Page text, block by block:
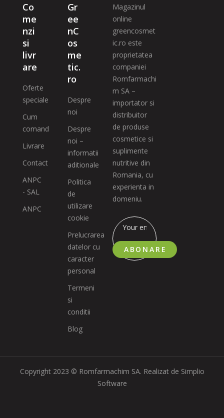
Co
me
nzi
si
livr
are
Oferte
speciale
Cum
comand
Livrare
Contact
ANPC
- SAL
ANPC
Gr
ee
nC
os
me
tic.
ro
Despre
noi
Despre
noi –
informatii
aditionale
Politica
de
utilizare
cookie
Prelucrarea
datelor cu
caracter
personal
Termeni
si
conditii
Blog
Magazinul
online
greencosmet
ic.ro este
proprietatea
companiei
Romfarmachi
m SA –
importator si
distribuitor
de produse
cosmetice si
suplimente
nutritive din
Romania, cu
experienta in
domeniu.
ABONARE
Copyright 2023 © Romfarmachim SA. Realizat de Simplio
Software